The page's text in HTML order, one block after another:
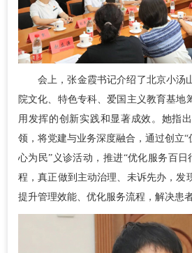
会上，张金霞书记介绍了北京小汤
院文化、特色专科、爱国主义教育基地
用发挥的创新实践和显著成效。她指
领，将党建与业务深度融合，通过创立“
心为民”义诊活动，推进“优化服务百日
程，真正做到主动治理、未诉先办，发
提升管理效能、优化服务流程，解决患